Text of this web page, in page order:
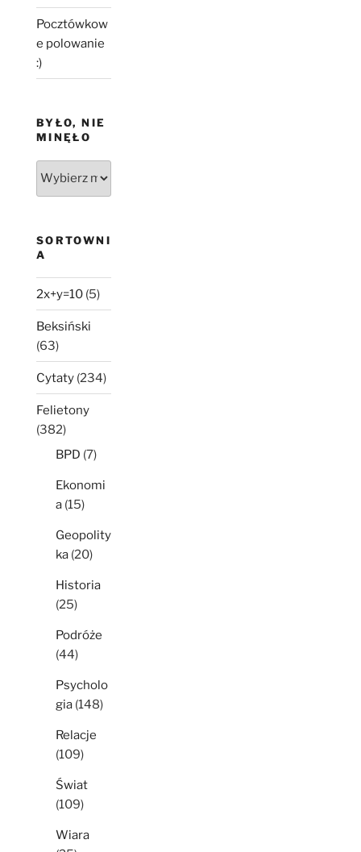
Pocztówkow
e polowanie
:)
BYŁO, NIE
MINĘŁO
SORTOWNI
A
2x+y=10 (5)
Beksiński
(63)
Cytaty (234)
Felietony
(382)
BPD (7)
Ekonomi
a (15)
Geopolity
ka (20)
Historia
(25)
Podróże
(44)
Psycholo
gia (148)
Relacje
(109)
Świat
(109)
Wiara